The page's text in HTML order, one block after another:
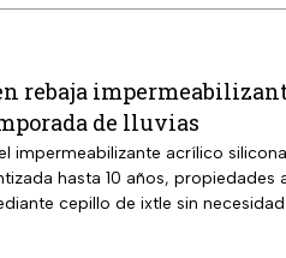
rebaja
de lluvias
impermeabilizante acrílico
hasta 10 años,
cepillo de ixtle sin